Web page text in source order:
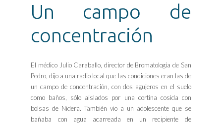
Un campo de
concentración
El médico Julio Caraballo, director de Bromatología de San
Pedro, dijo a una radio local que las condiciones eran las de
un campo de concentración, con dos agujeros en el suelo
como baños, sólo aislados por una cortina cosida con
bolsas de Nidera. También vio a un adolescente que se
bañaba con agua acarreada en un recipiente de